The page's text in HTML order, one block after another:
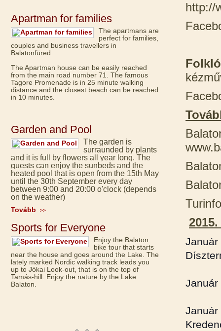
Apartman for families
The apartmans are
perfect for families,
couples and business travellers in
Balatonfüred.
The Apartman house can be easily reached
from the main road number 71. The famous
Tagore Promenade is in 25 minute walking
distance and the closest beach can be reached
in 10 minutes.
Garden and Pool
The garden is
surraunded by plants
and it is full by flowers all year long. The
guests can enjoy the sunbeds and the
heated pool that is open from the 15th May
until the 30th September every day
between 9:00 and 20:00 o'clock (depends
on the weather)
Tovább >>
Sports for Everyone
Enjoy the Balaton
bike tour that starts
near the house and goes around the Lake. The
lately marked Nordic walking track leads you
up to Jókai Look-out, that is on the top of
Tamás-hill. Enjoy the nature by the Lake
Balaton.
http://
Január
Január
Január